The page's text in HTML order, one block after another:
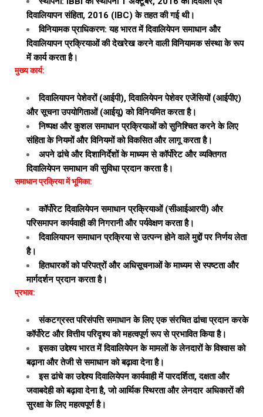
दिवालियापन संहिता, 2016 (IBC) के तहत की गई थी।
विनियामक प्राधिकरण: यह भारत में दिवालियेपन समाधान और
दिवालियापन प्रक्रियाओं की देखरेख करने वाली विनियामक संस्था के रूप
में कार्य करता है।
मुख्य कार्य:
दिवालियापन पेशेवरों (आईपी), दिवालियेपन पेशेवर एजेंसियों (आईपीए)
और सूचना उपयोगिताओं (आईयू) को विनियमित करता है।
निष्पक्ष और कुशल समाधान प्रक्रियाओं को सुनिश्चित करने के लिए
संहिता के नियमों और विनियमों को विकसित और लागू करता है।
अपने ढांचे और दिशानिर्देशों के माध्यम से कॉर्पोरेट और व्यक्तिगत
दिवालियेपन समाधान की सुविधा प्रदान करता है।
समाधान प्रक्रिया में भूमिका:
कॉर्पोरेट दिवालियेपन समाधान प्रक्रियाओं (सीआईआरपी) और
परिसमापन कार्यवाही की निगरानी और पर्यवेक्षण करता है।
दिवालियापन समाधान प्रक्रिया से उत्पन्न होने वाले मुद्दों पर निर्णय लेता
है।
हितधारकों को परिपत्रों और अधिसूचनाओं के माध्यम से स्पष्टता और
मार्गदर्शन प्रदान करता है।
प्रभाव:
संकटग्रस्त परिसंपत्ति समाधान के लिए एक संरचित ढांचा प्रदान करके
कॉर्पोरेट और वित्तीय परिदृश्य को महत्वपूर्ण रूप से प्रभावित किया है।
इसका उद्देश्य भारत में दिवालियेपन के मामलों के लेनदारों के विश्वास को
बढ़ाना और तेजी से समाधान को बढ़ावा देना है।
इस ढांचे का उद्देश्य दिवालियेपन कार्यवाही में पारदर्शिता, दक्षता और
जवाबदेही को बढ़ावा देना है, जो आर्थिक स्थिरता और लेनदार अधिकारों की
सुरक्षा के लिए महत्वपूर्ण है।